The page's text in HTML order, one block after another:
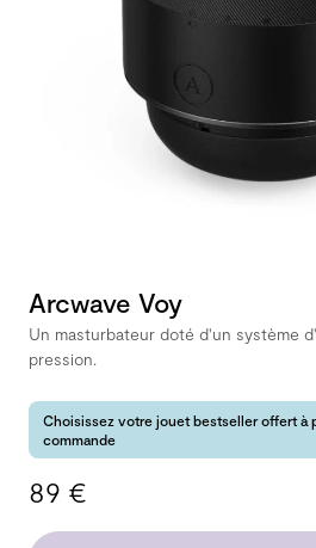
Arcwave Voy
Un masturbateur doté d'un système
pression.
Choisissez votre jouet bestseller offert à
commande
89 €